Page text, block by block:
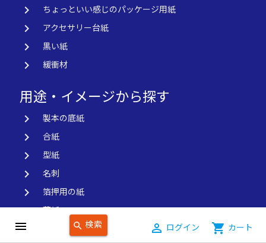
menu search 検索 person_outline ログイン shopping_cart カート
keyboard_arrow_right ちょっといい感じのパッケージ用紙
keyboard_arrow_right アクセサリー台紙
keyboard_arrow_right 黒い紙
keyboard_arrow_right 緩衝材
用途・イメージから探す
keyboard_arrow_right 製本の底紙
keyboard_arrow_right 合紙
keyboard_arrow_right 型紙
keyboard_arrow_right 名刺
keyboard_arrow_right 箔押用の紙
keyboard_arrow_right 薄紙
keyboard_arrow_right